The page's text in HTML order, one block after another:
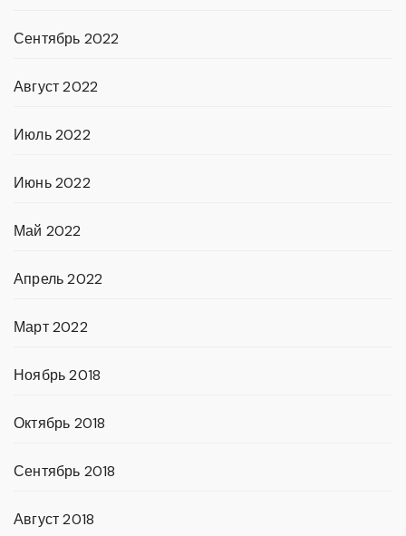
Сентябрь 2022
Август 2022
Июль 2022
Июнь 2022
Май 2022
Апрель 2022
Март 2022
Ноябрь 2018
Октябрь 2018
Сентябрь 2018
Август 2018